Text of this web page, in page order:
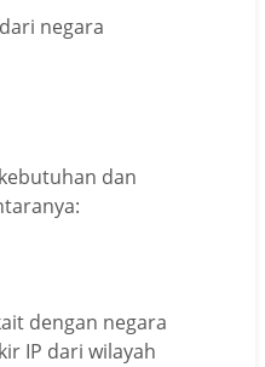
negara
dan
dengan negara
IP dari wilayah